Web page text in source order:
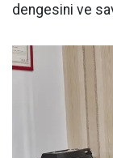
dengesini ve